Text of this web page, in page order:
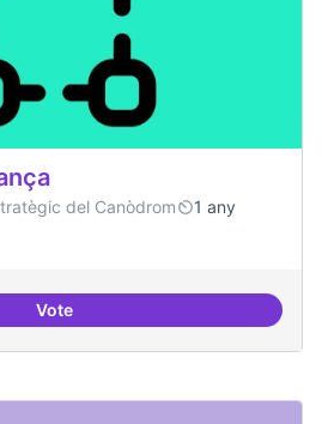
del Canòdrom
1 any
VoteCures i governança